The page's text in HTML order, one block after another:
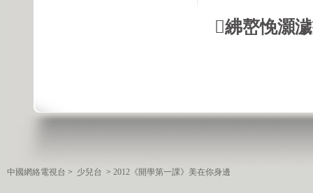
紼嶅悗灝
中國網絡電視台 > 少兒台 > 2012《開學第一課》美在你身邊